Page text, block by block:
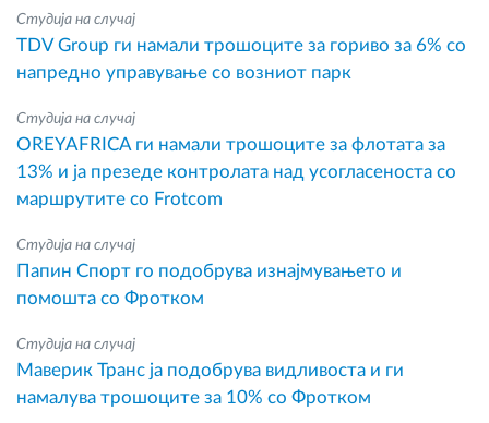
Студија на случај
TDV Group ги намали трошоците за гориво за 6% со
напредно управување со возниот парк
Студија на случај
OREYAFRICA ги намали трошоците за флотата за
13% и ја презеде контролата над усогласеноста со
маршрутите со Frotcom
Студија на случај
Папин Спорт го подобрува изнајмувањето и
помошта со Фротком
Студија на случај
Маверик Транс ја подобрува видливоста и ги
намалува трошоците за 10% со Фротком